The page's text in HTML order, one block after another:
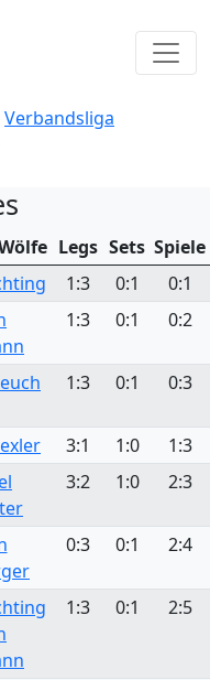
Verbandsliga
Legs Sets Spiele
1:3 0:1
0:1
1:3 0:1 0:2
1:3 0:1 0:3
3:1 1:0
1:3
3:2 1:0 2:3
0:3 0:1 2:4
1:3 0:1 2:5